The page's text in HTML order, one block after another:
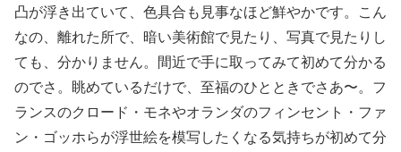
凸が浮き出ていて、色具合も見事なほど鮮やかです。こん
なの、離れた所で、暗い美術館で見たり、写真で見たりし
ても、分かりません。間近で手に取ってみて初めて分かる
のでさ。眺めているだけで、至福のひとときでさあ〜。フ
ランスのクロード・モネやオランダのフィンセント・ファ
ン・ゴッホらが浮世絵を模写したくなる気持ちが初めて分